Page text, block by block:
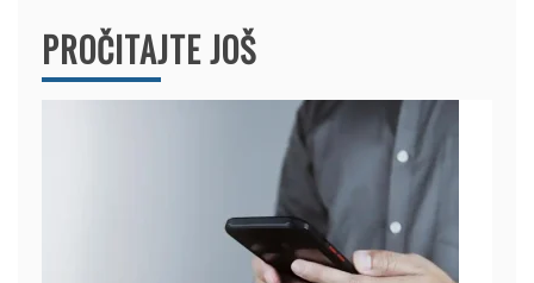
PROČITAJTE JOŠ